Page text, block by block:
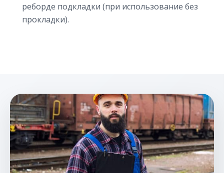
реборде подкладки (при использование без
прокладки).